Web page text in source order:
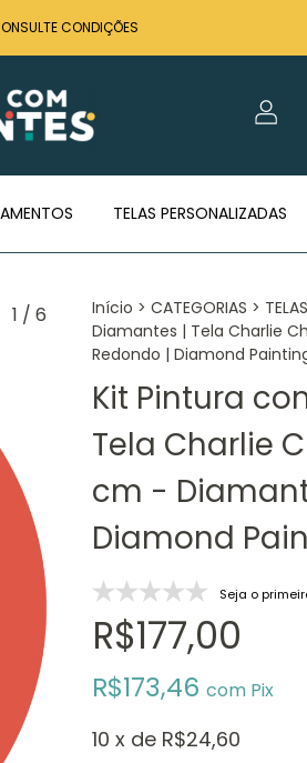
CONDIÇÕES
TELAS PERSONALIZADAS
1 / 6 Início > CATEGORIAS >
Diamantes | Tela Charlie
Redondo | Diamond
Kit Pintura
Tela Charlie
cm -
Diamond
Seja o
R$177,00
R$173,46 com Pix
10 x de R$24,60